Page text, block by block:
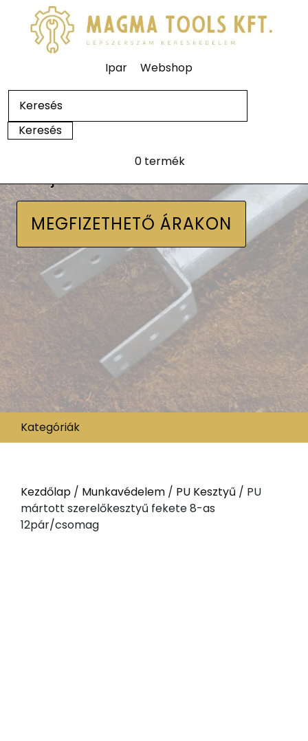
Ipar Webshop
0 termék
MEGFIZETHETŐ ÁRAKON
Kategóriák
Kezdőlap / Munkavédelem / PU Kesztyű / PU
mártott szerelőkesztyű fekete 8-as
12pár/csomag